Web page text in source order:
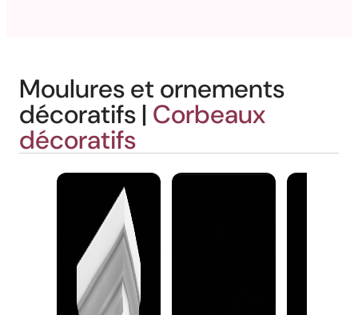
Moulures et ornements
décoratifs | Corbeaux
décoratifs